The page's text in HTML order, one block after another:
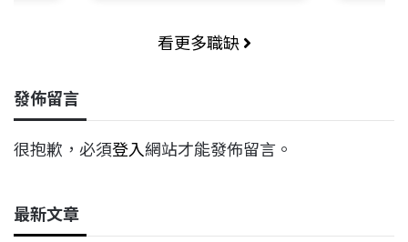
看更多職缺
發佈留言
很抱歉，必須登入網站才能發佈留言。
最新文章